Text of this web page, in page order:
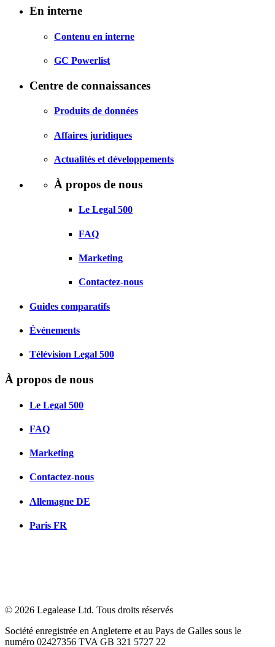
En interne
Contenu en interne
GC Powerlist
Centre de connaissances
Produits de données
Affaires juridiques
Actualités et développements
À propos de nous
Le Legal 500
FAQ
Marketing
Contactez-nous
Guides comparatifs
Événements
Télévision Legal 500
À propos de nous
Le Legal 500
FAQ
Marketing
Contactez-nous
Allemagne DE
Paris FR
© 2026 Legalease Ltd. Tous droits réservés
Société enregistrée en Angleterre et au Pays de Galles sous le
numéro 02427356 TVA GB 321 5727 22